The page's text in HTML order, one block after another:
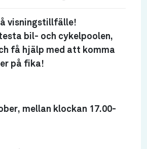
visningstillfälle!
bil- och cykelpoolen,
få hjälp med att komma
på fika!
mellan klockan 17.00-